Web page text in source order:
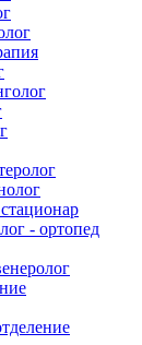
- ортопед